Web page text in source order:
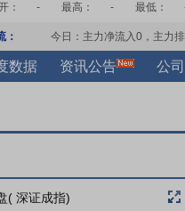
： - 最高： - 最低：
： 今日：主力净流入0 ，主力
数据 资讯公告 公
( 深证成指)